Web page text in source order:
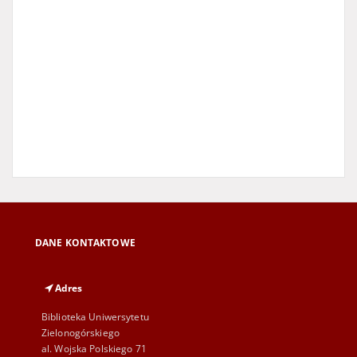
DANE KONTAKTOWE
Adres
Biblioteka Uniwersytetu
Zielonogórskiego
al. Wojska Polskiego 71